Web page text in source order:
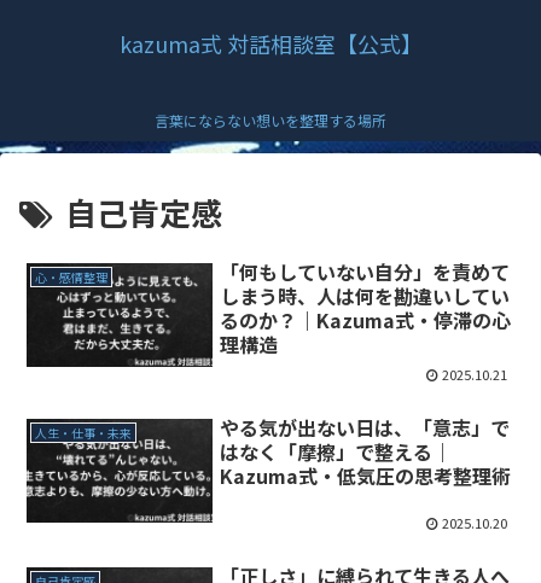
kazuma式 対話相談室【公式】
言葉にならない想いを整理する場所
自己肯定感
心・感情整理
「何もしていない自分」を責めて
しまう時、人は何を勘違いしてい
るのか？｜Kazuma式・停滞の心
理構造
2025.10.21
人生・仕事・未来
やる気が出ない日は、「意志」で
はなく「摩擦」で整える｜
Kazuma式・低気圧の思考整理術
2025.10.20
「正しさ」に縛られて生きる人へ